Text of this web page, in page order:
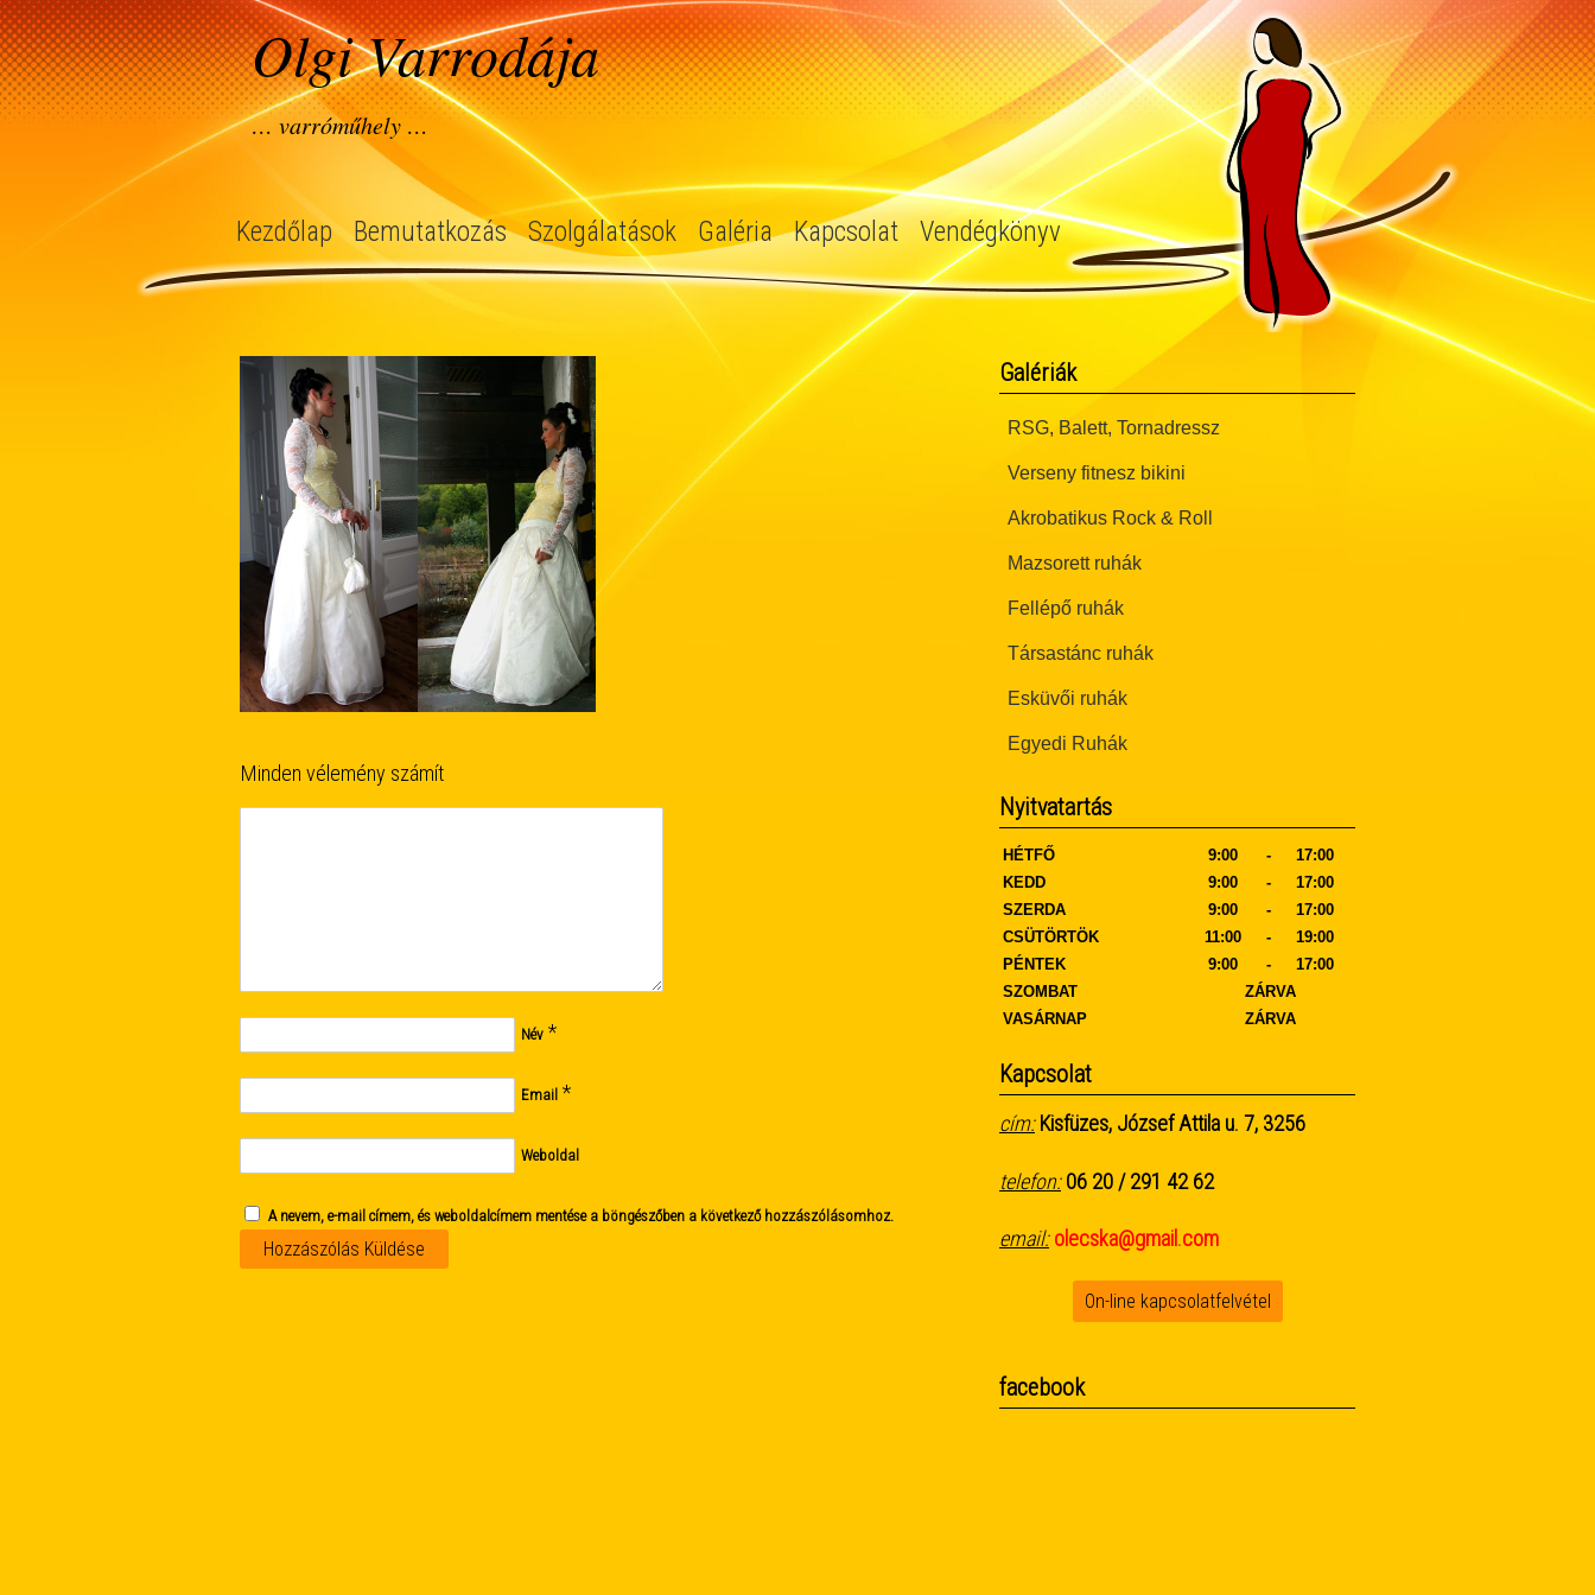
Olgi Varrodája
… varróműhely …
Kezdőlap Bemutatkozás Szolgálatások Galéria Kapcsolat Vendégkönyv
Minden vélemény számít
Név *
Email *
Weboldal
A nevem, e-mail címem, és weboldalcímem mentése a böngészőben a következő hozzászólásomhoz.
Galériák
RSG, Balett, Tornadressz
Verseny fitnesz bikini
Akrobatikus Rock & Roll
Mazsorett ruhák
Fellépő ruhák
Társastánc ruhák
Esküvői ruhák
Egyedi Ruhák
Nyitvatartás
HÉTFŐ 9:00 -
17:00
KEDD
9:00 -
17:00
SZERDA
9:00 -
17:00
CSÜTÖRTÖK
11:00 -
19:00
PÉNTEK
9:00 -
17:00
SZOMBAT
ZÁRVA
VASÁRNAP
ZÁRVA
Kapcsolat
cím: Kisfüzes, József Attila u. 7, 3256
telefon: 06 20 / 291 42 62
email: olecska@gmail.com
On-line kapcsolatfelvétel
facebook